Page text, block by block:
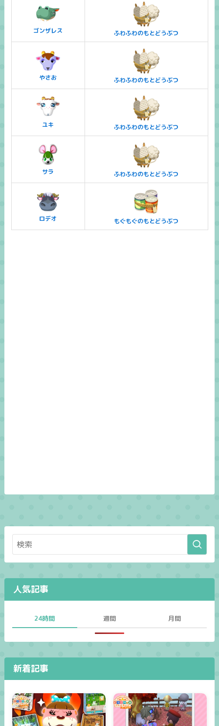
ゴンザレス ふわふわのもとどうぶつ
やさお ふわふわのもとどうぶつ
ユキ ふわふわのもとどうぶつ
サラ ふわふわのもとどうぶつ
ロデオ もぐもぐのもとどうぶつ
人気記事
24時間 週間 月間
新着記事